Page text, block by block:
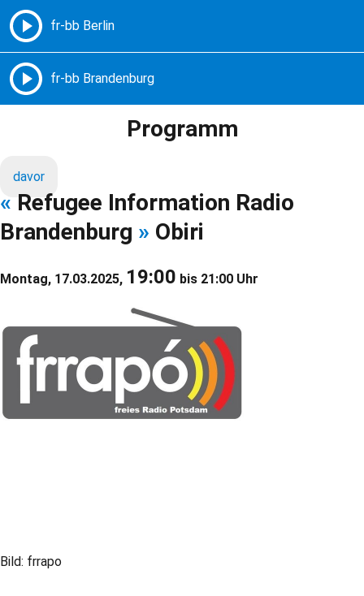
Freie Radios – Berlin Brandenburg
Programm
davor
« Refugee Information Radio
Brandenburg » Obiri
Montag, 17.03.2025, 19:00 bis 21:00 Uhr
Bild: frrapo